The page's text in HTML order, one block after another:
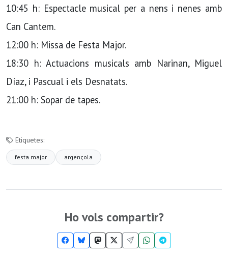
10:45 h: Espectacle musical per a nens i nenes amb
Can Cantem.
12:00 h: Missa de Festa Major.
18:30 h: Actuacions musicals amb Narinan, Miguel
Díaz, i Pascual i els Desnatats.
21:00 h: Sopar de tapes.
Etiquetes:
festa major argençola
Ho vols compartir?